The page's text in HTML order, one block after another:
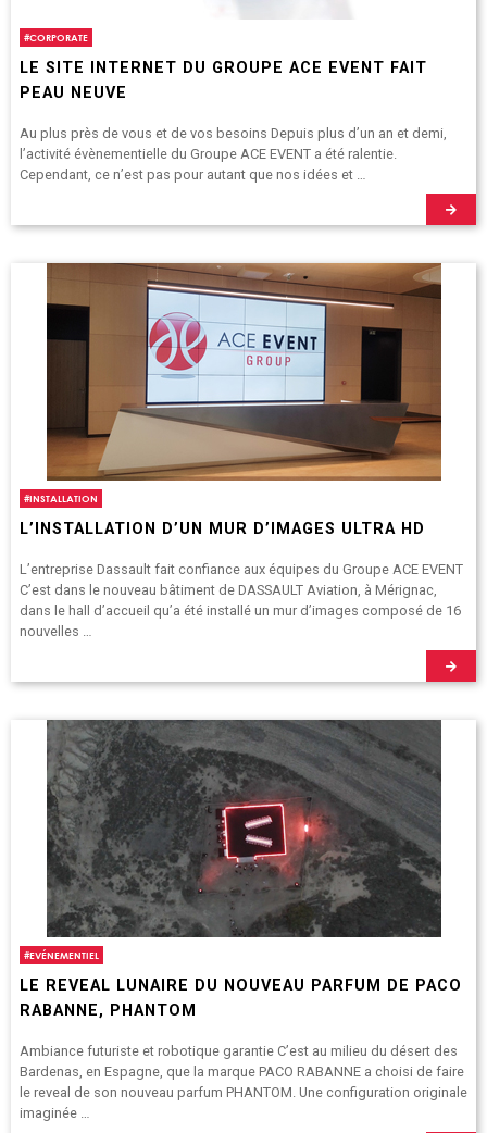
#CORPORATE
LE SITE INTERNET DU GROUPE ACE EVENT FAIT
PEAU NEUVE
Au plus près de vous et de vos besoins Depuis plus d’un an et demi,
l’activité évènementielle du Groupe ACE EVENT a été ralentie.
Cependant, ce n’est pas pour autant que nos idées et …
#INSTALLATION
L’INSTALLATION D’UN MUR D’IMAGES ULTRA HD
L’entreprise Dassault fait confiance aux équipes du Groupe ACE EVENT
C’est dans le nouveau bâtiment de DASSAULT Aviation, à Mérignac,
dans le hall d’accueil qu’a été installé un mur d’images composé de 16
nouvelles …
#EVÉNEMENTIEL
LE REVEAL LUNAIRE DU NOUVEAU PARFUM DE PACO
RABANNE, PHANTOM
Ambiance futuriste et robotique garantie C’est au milieu du désert des
Bardenas, en Espagne, que la marque PACO RABANNE a choisi de faire
le reveal de son nouveau parfum PHANTOM. Une configuration originale
imaginée …